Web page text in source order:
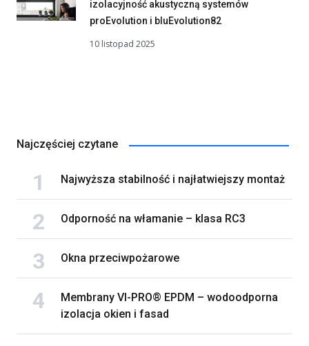
izolacyjność akustyczną systemów
proEvolution i bluEvolution82
10 listopad 2025
Najczęściej czytane
Najwyższa stabilność i najłatwiejszy montaż
Odporność na włamanie – klasa RC3
Okna przeciwpożarowe
Membrany VI-PRO® EPDM – wodoodporna
izolacja okien i fasad